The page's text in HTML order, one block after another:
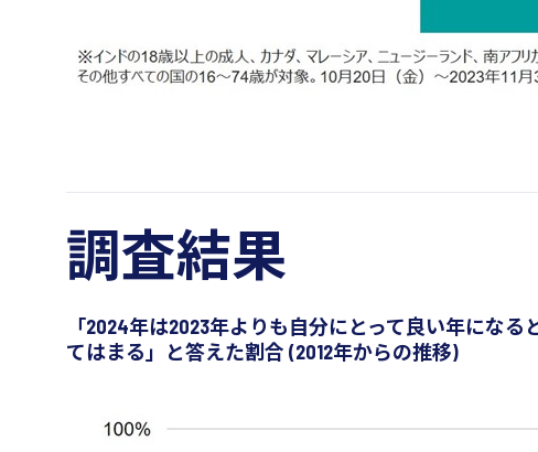
調査結果
「2024年は2023年よりも自分にとって良い年にな
てはまる」と答えた割合 (2012年からの推移)